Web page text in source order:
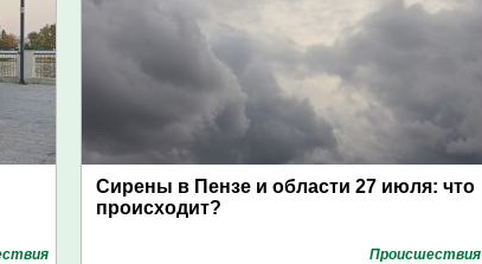
Сирены в Пензе и области 27 июля: что
происходит?
Проиcшествия